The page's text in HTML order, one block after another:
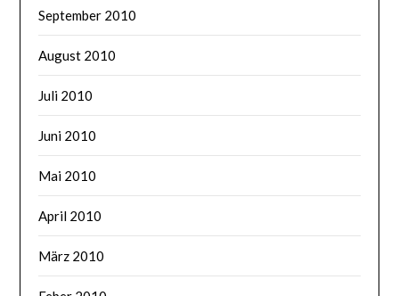
September 2010
August 2010
Juli 2010
Juni 2010
Mai 2010
April 2010
März 2010